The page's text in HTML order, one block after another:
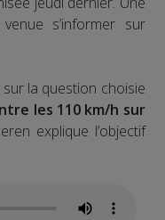
s’informer sur
la question choisie
les 110 km/h sur
explique l’objectif